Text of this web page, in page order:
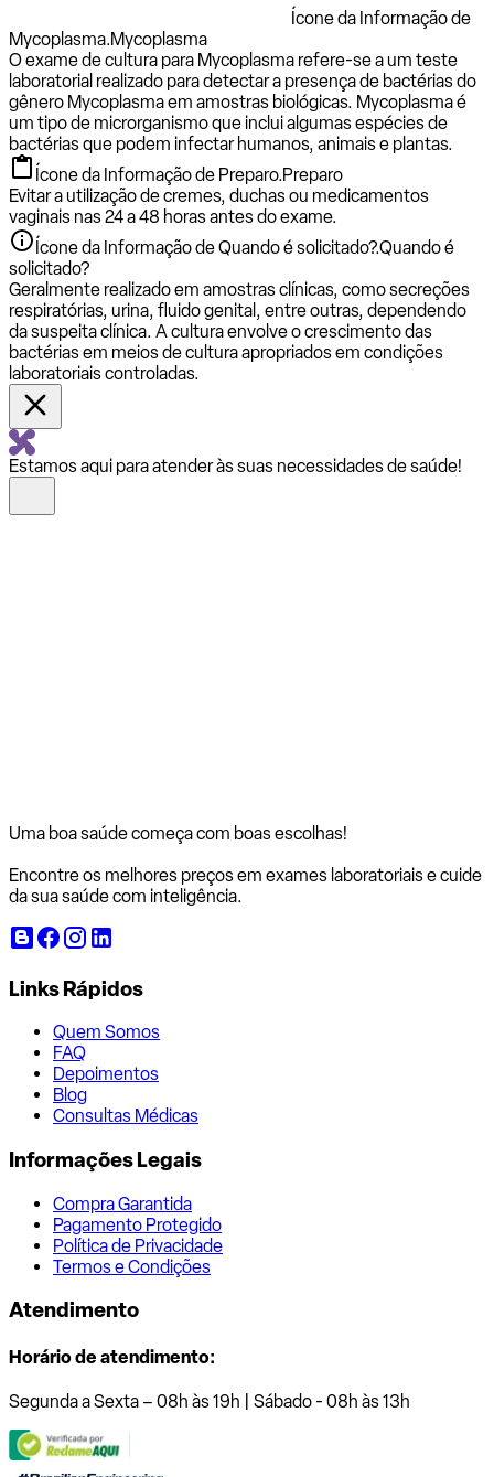
Ícone da Informação de
Mycoplasma.Mycoplasma
O exame de cultura para Mycoplasma refere-se a um teste
laboratorial realizado para detectar a presença de bactérias do
gênero Mycoplasma em amostras biológicas. Mycoplasma é
um tipo de microrganismo que inclui algumas espécies de
bactérias que podem infectar humanos, animais e plantas.
Ícone da Informação de Preparo.Preparo
Evitar a utilização de cremes, duchas ou medicamentos
vaginais nas 24 a 48 horas antes do exame.
Ícone da Informação de Quando é solicitado?.Quando é
solicitado?
Geralmente realizado em amostras clínicas, como secreções
respiratórias, urina, fluido genital, entre outras, dependendo
da suspeita clínica. A cultura envolve o crescimento das
bactérias em meios de cultura apropriados em condições
laboratoriais controladas.
Estamos aqui para atender às suas necessidades de saúde!
Uma boa saúde começa com boas escolhas!
Encontre os melhores preços em exames laboratoriais e cuide
da sua saúde com inteligência.
Links Rápidos
Quem Somos
FAQ
Depoimentos
Blog
Consultas Médicas
Informações Legais
Compra Garantida
Pagamento Protegido
Política de Privacidade
Termos e Condições
Atendimento
Horário de atendimento:
Segunda a Sexta – 08h às 19h | Sábado - 08h às 13h